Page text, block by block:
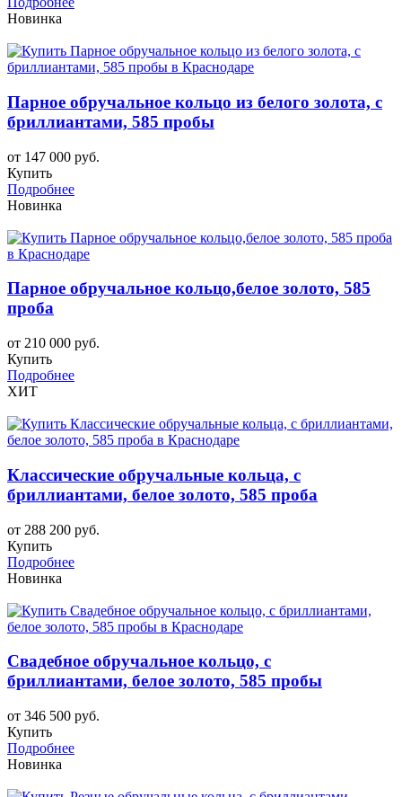
Новинка
Парное обручальное кольцо из белого золота, с
бриллиантами, 585 пробы
от 147 000 руб.
Купить
Подробнее
Новинка
Парное обручальное кольцо,белое золото, 585
проба
от 210 000 руб.
Купить
Подробнее
ХИТ
Классические обручальные кольца, с
бриллиантами, белое золото, 585 проба
от 288 200 руб.
Купить
Подробнее
Новинка
Свадебное обручальное кольцо, с
бриллиантами, белое золото, 585 пробы
от 346 500 руб.
Купить
Подробнее
Новинка